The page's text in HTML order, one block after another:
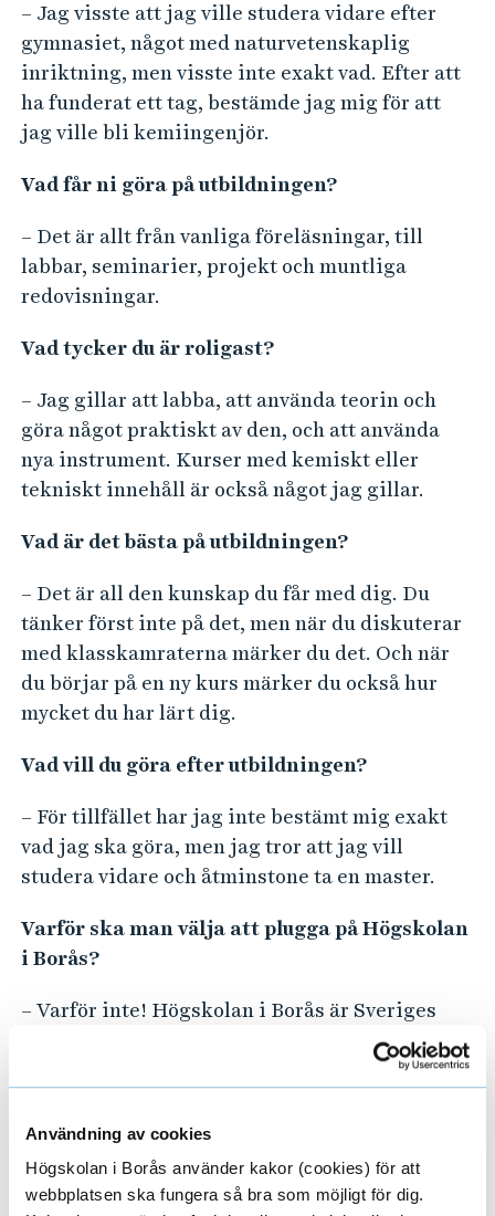
Användning av cookies
Högskolan i Borås använder kakor (cookies) för att
webbplatsen ska fungera så bra som möjligt för dig.
– Jag visste att jag ville studera vidare efter
gymnasiet, något med naturvetenskaplig
inriktning, men visste inte exakt vad. Efter att
ha funderat ett tag, bestämde jag mig för att
jag ville bli kemiingenjör.
Vad får ni göra på utbildningen?
– Det är allt från vanliga föreläsningar, till
labbar, seminarier, projekt och muntliga
redovisningar.
Vad tycker du är roligast?
– Jag gillar att labba, att använda teorin och
göra något praktiskt av den, och att använda
nya instrument. Kurser med kemiskt eller
tekniskt innehåll är också något jag gillar.
Vad är det bästa på utbildningen?
– Det är all den kunskap du får med dig. Du
tänker först inte på det, men när du diskuterar
med klasskamraterna märker du det. Och när
du börjar på en ny kurs märker du också hur
mycket du har lärt dig.
Vad vill du göra efter utbildningen?
– För tillfället har jag inte bestämt mig exakt
vad jag ska göra, men jag tror att jag vill
studera vidare och åtminstone ta en master.
Varför ska man välja att plugga på Högskolan
i Borås?
– Varför inte! Högskolan i Borås är Sveriges
största högskola som erbjuder många
utbildningar inom många områden, allt från
ingenjörsutbildningar. Lärarna finns där för
dig och vägleder dig när du behöver det. Efter
utbildningen till ingenjör finns här även olika